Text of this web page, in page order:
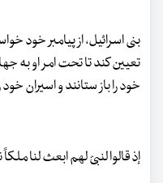
بنی اسرائیل، از پیامبر خود
تعیین کند تا تحت امر او به
خود را باز ستانند و اسیران خود
إذ قالوا لنبیّ لهم ابعث لنا ملکاً